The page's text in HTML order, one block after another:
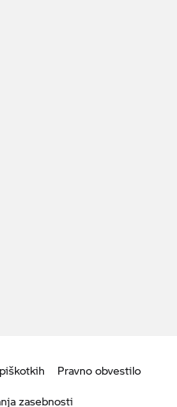
Pravno obvestilo
zasebnosti